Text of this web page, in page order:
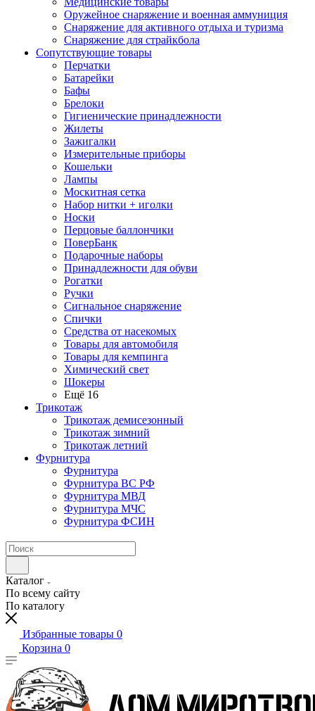
Оружейное снаряжение и военная аммуниция
Снаряжение для активного отдыха и туризма
Снаряжение для страйкбола
Сопутствующие товары
Перчатки
Батарейки
Бафы
Брелоки
Гигиенические принадлежности
Жилеты
Зажигалки
Измерительные приборы
Кошельки
Лампы
Москитная сетка
Набор нитки + иголки
Носки
Перцовые баллончики
ПоверБанк
Подарочные наборы
Принадлежности для обуви
Рогатки
Ручки
Сигнальное снаряжение
Спички
Средства от насекомых
Товары для автомобиля
Товары для кемпинга
Химический свет
Шокеры
Ещё 16
Трикотаж
Трикотаж демисезонный
Трикотаж зимний
Трикотаж летний
Фурнитура
Фурнитура
Фурнитура ВС РФ
Фурнитура МВД
Фурнитура МЧС
Фурнитура ФСИН
Каталог
По всему сайту
По каталогу
Избранные товары 0
Корзина 0